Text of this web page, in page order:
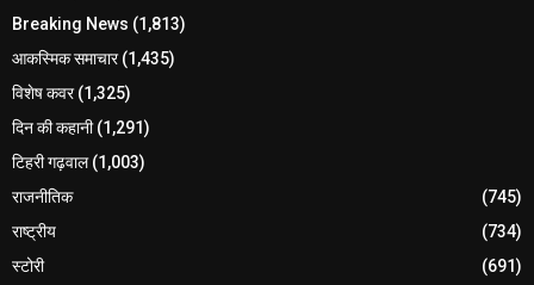
Breaking News (1,813)
आकस्मिक समाचार(1,435)
विशेष कवर(1,325)
दिन की कहानी(1,291)
टिहरी गढ़वाल(1,003)
राजनीतिक
(745)
राष्ट्रीय
(734)
स्टोरी
(691)